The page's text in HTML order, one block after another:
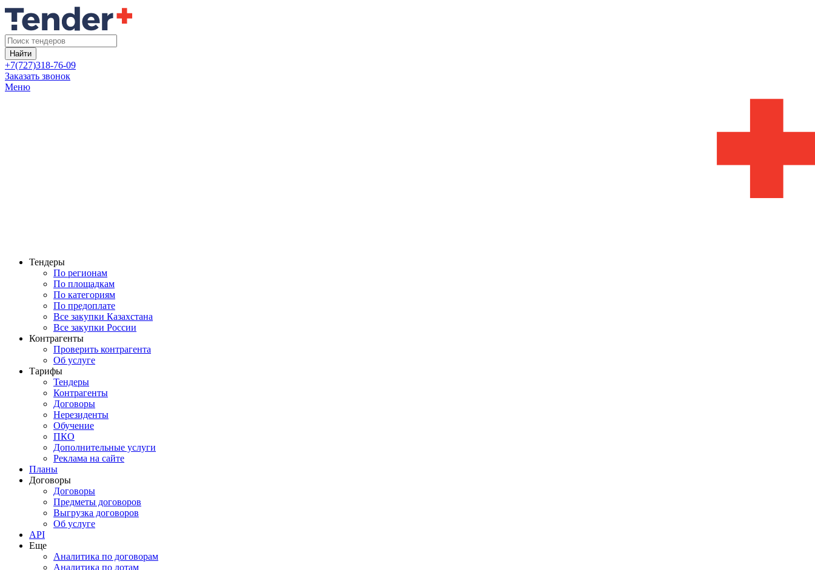
Найти
+7(727)318-76-09
Заказать звонок
Меню
Тендеры
По регионам
По площадкам
По категориям
По предоплате
Все закупки Казахстана
Все закупки России
Контрагенты
Проверить контрагента
Об услуге
Тарифы
Тендеры
Контрагенты
Договоры
Нерезиденты
Обучение
ПКО
Дополнительные услуги
Реклама на сайте
Планы
Договоры
Договоры
Предметы договоров
Выгрузка договоров
Об услуге
API
Еще
Аналитика по договорам
Аналитика по лотам